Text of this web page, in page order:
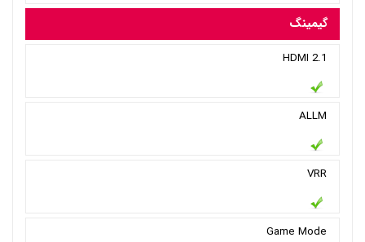
گیمینگ
HDMI 2.1
ALLM
VRR
Game Mode